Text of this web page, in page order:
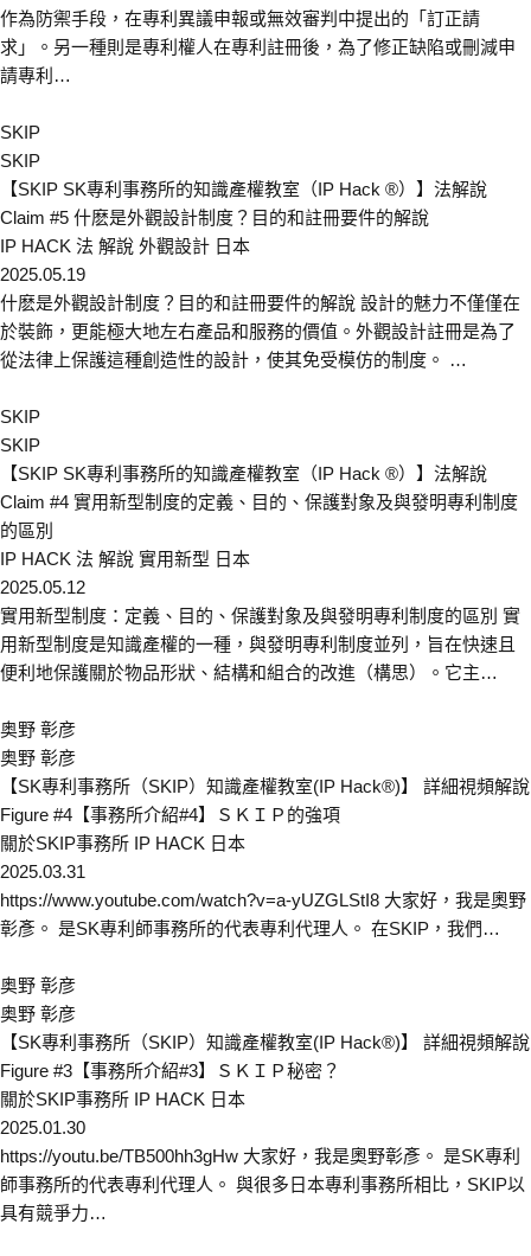
作為防禦手段，在專利異議申報或無效審判中提出的「訂正請
求」。另一種則是專利權人在專利註冊後，為了修正缺陷或刪減申
請專利…
SKIP
SKIP
【SKIP SK專利事務所的知識產權教室（IP Hack ®）】法解說
Claim #5 什麽是外觀設計制度？目的和註冊要件的解說
IP HACK 法 解說 外觀設計 日本
2025.05.19
什麽是外觀設計制度？目的和註冊要件的解說 設計的魅力不僅僅在
於裝飾，更能極大地左右產品和服務的價值。外觀設計註冊是為了
從法律上保護這種創造性的設計，使其免受模仿的制度。 …
SKIP
SKIP
【SKIP SK專利事務所的知識產權教室（IP Hack ®）】法解說
Claim #4 實用新型制度的定義、目的、保護對象及與發明專利制度
的區別
IP HACK 法 解說 實用新型 日本
2025.05.12
實用新型制度：定義、目的、保護對象及與發明專利制度的區別 實
用新型制度是知識產權的一種，與發明專利制度並列，旨在快速且
便利地保護關於物品形狀、結構和組合的改進（構思）。它主…
奥野 彰彦
奥野 彰彦
【SK專利事務所（SKIP）知識產權教室(IP Hack®)】 詳細視頻解說
Figure #4【事務所介紹#4】ＳＫＩＰ的強項
關於SKIP事務所 IP HACK 日本
2025.03.31
https://www.youtube.com/watch?v=a-yUZGLStI8 大家好，我是奧野
彰彥。 是SK專利師事務所的代表專利代理人。 在SKIP，我們…
奥野 彰彦
奥野 彰彦
【SK專利事務所（SKIP）知識產權教室(IP Hack®)】 詳細視頻解說
Figure #3【事務所介紹#3】ＳＫＩＰ秘密？
關於SKIP事務所 IP HACK 日本
2025.01.30
https://youtu.be/TB500hh3gHw 大家好，我是奧野彰彥。 是SK專利
師事務所的代表專利代理人。 與很多日本專利事務所相比，SKIP以
具有競爭力…